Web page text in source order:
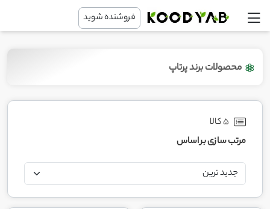
فروشنده شوید
محصولات برند پرتاپ
5 کالا
مرتب سازی بر اساس